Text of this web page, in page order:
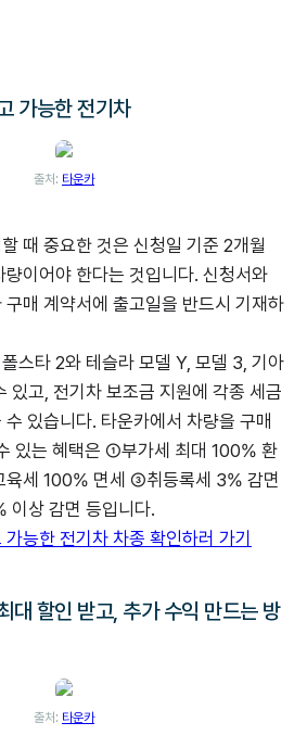
가능한 전기차
출처: 타운카
때 중요한 것은 신청일 기준 2개월
량이어야 한다는 것입니다. 신청서와
구매 계약서에 출고일을 반드시 기재하
스타 2와 테슬라 모델 Y, 모델 3, 기아
있고, 전기차 보조금 지원에 각종 세금
있습니다. 타운카에서 차량을 구매
있는 혜택은 ①부가세 최대 100% 환
세 100% 면세 ③취등록세 3% 감면
상 감면 등입니다.
능한 전기차 차종 확인하러 가기
대 할인 받고, 추가 수익 만드는 방
출처: 타운카